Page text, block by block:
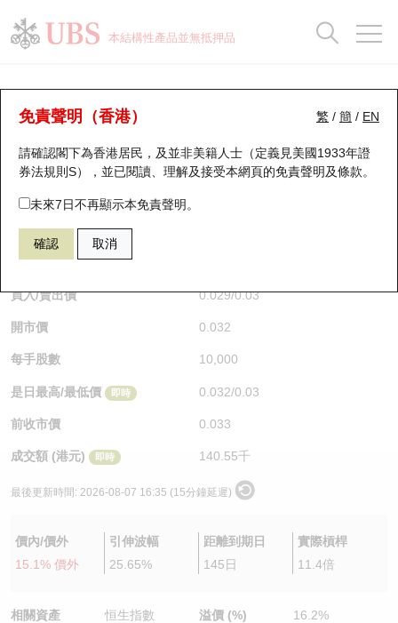
本結構性產品並無抵押品
繁 / 簡 / EN
免責聲明（香港）
請確認閣下為香港居民，及並非美籍人士（定義見美國1933年證
券法規則S），並已閱讀、理解及接受本網頁的免責聲明及條款。
未來7日不再顯示本免責聲明。
確認 取消
認股證分析儀
表現 街貨統計 比較
14564 瑞銀認沽 HSI 恒生指數
$0.03 0.003 (-9.09%)
買入/賣出價 0.029/0.03
開市價 0.032
每手股數 10,000
是日最高/最低價 即時 0.032/0.03
前收市價 0.033
成交額 (港元) 即時 140.55千
最後更新時間: 2026-08-07 16:35 (15分鐘延遲)
價內/價外
15.1% 價外
引伸波幅
25.65%
距離到期日
145日
實際槓桿
11.4倍
相關資產 恒生指數 溢價 (%) 16.2%
瑞銀認股證一覽
新發行瑞銀認股證
即將到期認股證
認股證到期結算價查詢
認股證分析儀
認股證速算機
認股證/牛熊證日誌
認股證文件及公告
街貨統計
比較
牛熊全景快搜
牛熊證搜尋
牛熊證街貨分佈圖
正股牛熊證列表
新發行瑞銀牛熊證
已收回牛熊證剩餘價值
牛熊證到期結算價查詢
牛熊證分析儀
街貨統計
比較
十大升幅/跌幅
十大認股證成交分佈
十天股證佔大市成交
資金流
街貨統計
三十大平均引伸波幅
正股分析儀
二十大活躍股份
恒指成份股
國指成份股
科指成份股
相關資產沽空
中資ETFs溢價比較
AH 股價對照
持股比重
顯示所有持股比重
每月輪證大市專題
輪證專欄
講座及教育短片
認股證投資者教育
牛熊證投資者教育
認股證牛熊證常問問題